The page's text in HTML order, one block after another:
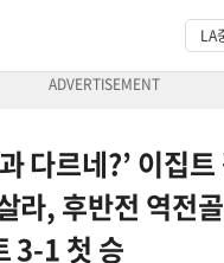
다르네?’ 이집
라, 후반전 역전
3-1 첫 승